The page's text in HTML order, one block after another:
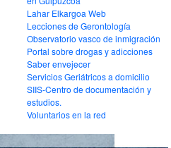
Lahar Elkargoa Web
Lecciones de Gerontología
Observatorio vasco de inmigración
Portal sobre drogas y adicciones
Saber envejecer
Servicios Geriátricos a domicilio
SIIS-Centro de documentación y
estudios.
Voluntarios en la red